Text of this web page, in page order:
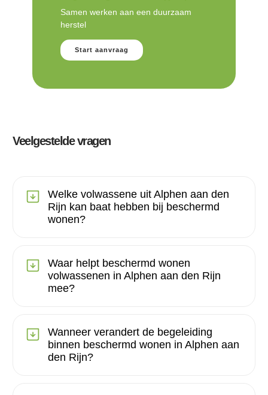
Samen werken aan een duurzaam
herstel
Start aanvraag
Veelgestelde vragen
Welke volwassene uit Alphen aan den
Rijn kan baat hebben bij beschermd
wonen?
Waar helpt beschermd wonen
volwassenen in Alphen aan den Rijn
mee?
Wanneer verandert de begeleiding
binnen beschermd wonen in Alphen aan
den Rijn?